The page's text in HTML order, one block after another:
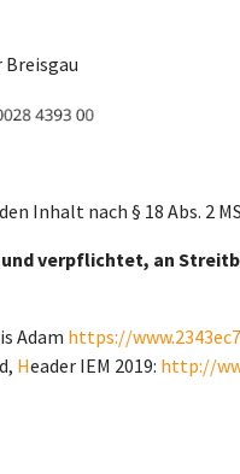
Inhalt nach § 18 Abs. 2
verpflichtet, an
Adam https://
Header IEM 2019: http://